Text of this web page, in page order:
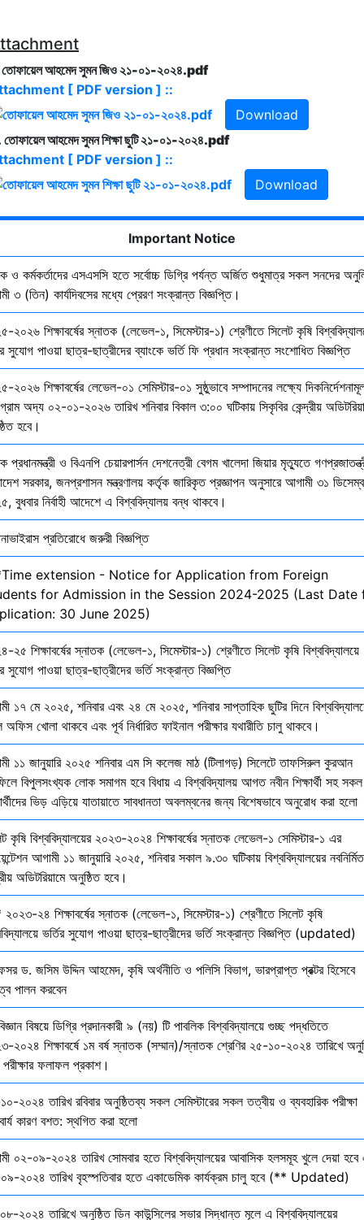
আহমেদ সুমন জিও ২১-০১-২০২৪.pdf
[ PDF version ] ::
Download
আহমেদ সুমন শিক্ষা ছুটি ২১-০১-২০২৪.pdf
[ PDF version ] ::
Download
Important Notice
ও কর্মকর্তাদের এসএসসি হতে সর্বোচ্চ ডিগ্রি পর্যন্ত অর্জিত শুধুমাত্র সকল সনদের
৩ (তিন) কার্যদিবসের মধ্যে প্রেরণ সংক্রান্ত বিজ্ঞপ্তি।
২০২৬ শিক্ষাবর্ষের স্নাতক (লেভেল-১, সিমেস্টার-১) শ্রেণীতে সিলেট কৃষি
সুযোগ পাওয়া ছাত্র-ছাত্রীদের ব্যাংকে ভর্তি ফি প্রধান সংক্রান্ত সংশোধিত বিজ্ঞপ্তি
২০২৬ শিক্ষাবর্ষের লেভেল-০১ সেমিস্টার-০১ সুষ্ঠুভাবে সম্পাদনের লক্ষ্যে
অদ্য ০২-০১-২০২৬ তারিখ শনিবার বিকাল ৩:০০ ঘটিকায় সিকৃবির কেন্দ্রীয়
হবে।
প্রধানমন্ত্রী ও বিএনপি চেয়ারপার্সন দেশনেত্রী বেগম খালেদা জিয়ার মৃত্যুতে
সরকার, জনপ্রশাসন মন্ত্রণালয় কর্তৃক জারিকৃত প্রজ্ঞাপন অনুসারে আগামী ৩১
বুধবার নির্বাহী আদেশে এ বিশ্ববিদ্যালয় বন্ধ থাকবে।
প্রতিরোধে জরুরী বিজ্ঞপ্তি
extension - Notice for Application from Foreign
for Admission in the Session 2024-2025 (Last Date
30 June 2025)
২৫ শিক্ষাবর্ষের স্নাতক (লেভেল-১, সিমেস্টার-১) শ্রেণীতে সিলেট কৃষি বিশ্ববিদ্যালয়ে
সুযোগ পাওয়া ছাত্র-ছাত্রীদের ভর্তি সংক্রান্ত বিজ্ঞপ্তি
১৭ মে ২০২৫, শনিবার এবং ২৪ মে ২০২৫, শনিবার সাপ্তাহিক ছুটির দিনে
খোলা থাকবে এবং পূর্ব নির্ধারিত ফাইনাল পরীক্ষার যথারীতি চালু থাকবে।
১১ জানুয়ারি ২০২৫ শনিবার এম সি কলেজ মাঠ (টিলাগড়) সিলেটে তাফসিরুল কুরআন
বিপুলসংখ্যক লোক সমাগম হবে বিধায় এ বিশ্ববিদ্যালয় আগত নবীন শিক্ষার্থী সহ সকল
ভিড় এড়িয়ে যাতায়াতে সাবধানতা অবলম্বনের জন্য বিশেষভাবে অনুরোধ করা হলো
কৃষি বিশ্ববিদ্যালয়ের ২০২৩-২০২৪ শিক্ষাবর্ষের স্নাতক লেভেল-১ সেমিস্টার-১ এর
আগামী ১১ জানুয়ারি ২০২৫, শনিবার সকাল ৯.৩০ ঘটিকায় বিশ্ববিদ্যালয়ের নবনির্মিত
অডিটরিয়ামে অনুষ্ঠিত হবে।
২৪ শিক্ষাবর্ষের স্নাতক (লেভেল-১, সিমেস্টার-১) শ্রেণীতে সিলেট কৃষি
ভর্তির সুযোগ পাওয়া ছাত্র-ছাত্রীদের ভর্তি সংক্রান্ত বিজ্ঞপ্তি (updated)
ড. জসিম উদ্দিন আহমেদ, কৃষি অর্থনীতি ও পলিসি বিভাগ, ভারপ্রাপ্ত প্রক্টর হিসেবে
পালন করবেন
বিষয়ে ডিগ্রি প্রদানকারী ৯ (নয়) টি পাবলিক বিশ্ববিদ্যালয়ে গুচ্ছ পদ্ধতিতে
২০২৪ শিক্ষাবর্ষে ১ম বর্ষ স্নাতক (সম্মান)/স্নাতক শ্রেণির ২৫-১০-২০২৪ তারিখে
পরীক্ষার ফলাফল প্রকাশ।
২০২৪ তারিখ রবিবার অনুষ্ঠিতব্য সকল সেমিস্টারের সকল তত্বীয় ও ব্যবহারিক পরীক্ষা
কারণ বশত: স্থগিত করা হলো
০২-০৯-২০২৪ তারিখ সোমবার হতে বিশ্ববিদ্যালয়ের আবাসিক হলসমূহ খুলে দেয়া হবে
২০২৪ তারিখ বৃহস্পতিবার হতে একাডেমিক কার্যক্রম চালু হবে (** Updated)
২০২৪ তারিখে অনুষ্ঠিত ডিন কাউন্সিলের সভার সিদ্ধান্ত মূলে এ বিশ্ববিদ্যালয়ের